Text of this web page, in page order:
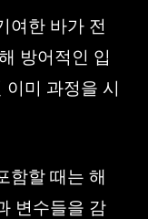
여한 바가 전
방어적인 입
미 과정을 시
함할 때는 해
변수들을 감